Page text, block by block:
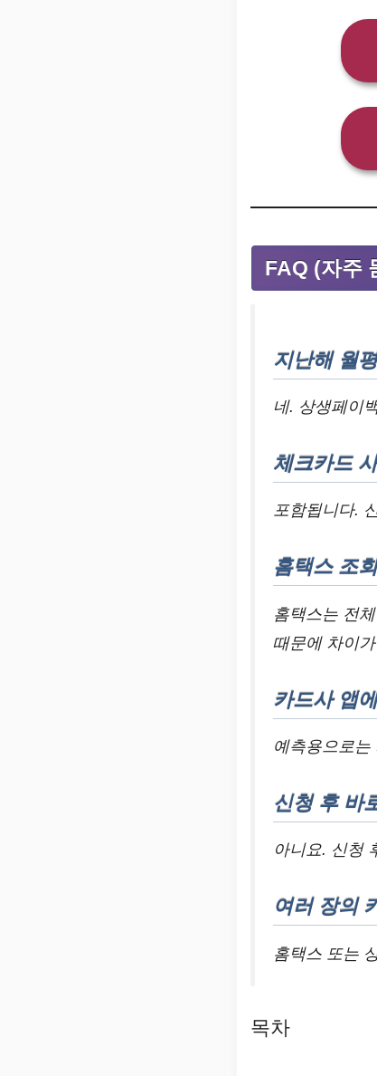
FAQ (자주
지난해 월
네. 상생페이
체크카드
포함됩니다.
홈택스 조
홈택스는 전
때문에 차이
카드사 앱
예측용으로
신청 후 바
아니요. 신청
여러 장의
홈택스 또는
목차